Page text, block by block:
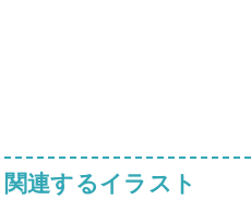
関連するイラスト